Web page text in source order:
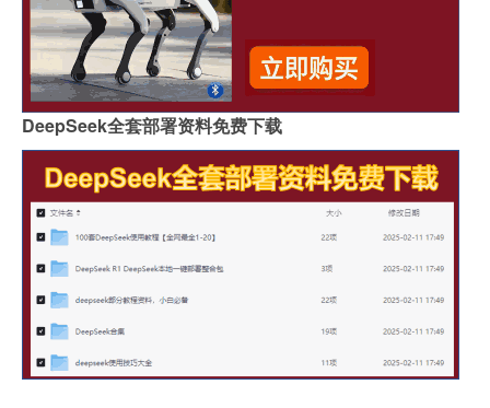
DeepSeek全套部署资料免费下载